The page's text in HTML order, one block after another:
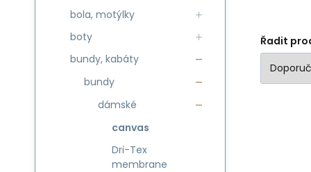
Řadit
bola, motýlky
boty
bundy, kabáty
bundy
dámské
canvas
Dri-Tex
membrane